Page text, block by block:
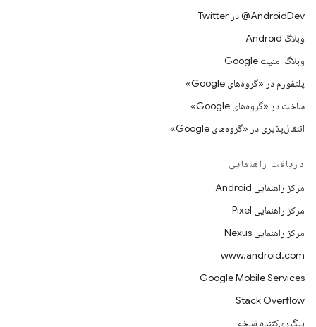
AndroidDev@ در Twitter
وبلاگ Android
وبلاگ امنیت Google
پلتفورم در «گروه‌های Google»
ساخت در «گروه‌های Google»
انتقال‌پذیری در «گروه‌های Google»
دریافت راهنمایی
مرکز راهنمایی Android
مرکز راهنمایی Pixel
مرکز راهنمایی Nexus
www.android.com
Google Mobile Services
Stack Overflow
پیگیری‌کننده نسخه